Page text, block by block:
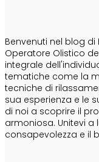
Benvenuti nel blog
Operatore Olistico
integrale
tematiche come la
tecniche di
sua esperienza e le
di noi a scoprire il
armoniosa. Unitevi a
consapevolezza e il